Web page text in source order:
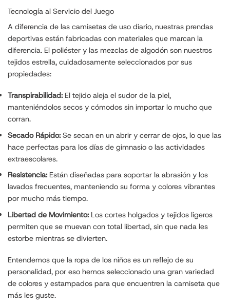
Tecnología al Servicio del Juego
A diferencia de las camisetas de uso diario, nuestras prendas
deportivas están fabricadas con materiales que marcan la
diferencia. El poliéster y las mezclas de algodón son nuestros
tejidos estrella, cuidadosamente seleccionados por sus
propiedades:
Transpirabilidad: El tejido aleja el sudor de la piel,
manteniéndolos secos y cómodos sin importar lo mucho que
corran.
Secado Rápido: Se secan en un abrir y cerrar de ojos, lo que las
hace perfectas para los días de gimnasio o las actividades
extraescolares.
Resistencia: Están diseñadas para soportar la abrasión y los
lavados frecuentes, manteniendo su forma y colores vibrantes
por mucho más tiempo.
Libertad de Movimiento: Los cortes holgados y tejidos ligeros
permiten que se muevan con total libertad, sin que nada les
estorbe mientras se divierten.
Entendemos que la ropa de los niños es un reflejo de su
personalidad, por eso hemos seleccionado una gran variedad
de colores y estampados para que encuentren la camiseta que
más les guste.